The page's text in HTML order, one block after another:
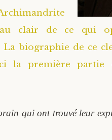
clair de ce qui
biographie de ce
la première partie
qui ont trouvé leur